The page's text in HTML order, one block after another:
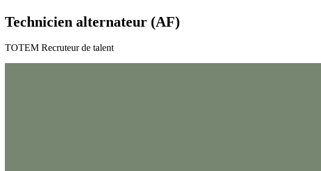
Technicien alternateur (AF)
TOTEM Recruteur de talent